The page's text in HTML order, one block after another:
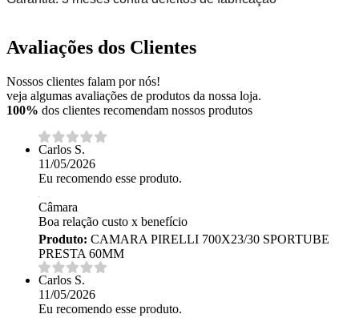
Avaliações dos Clientes
Nossos clientes falam por nós!
veja algumas avaliações de produtos da nossa loja.
100% dos clientes recomendam nossos produtos
Carlos S.
11/05/2026
Eu recomendo esse produto.
Câmara
Boa relação custo x benefício
Produto: CAMARA PIRELLI 700X23/30 SPORTUBE
PRESTA 60MM
Carlos S.
11/05/2026
Eu recomendo esse produto.